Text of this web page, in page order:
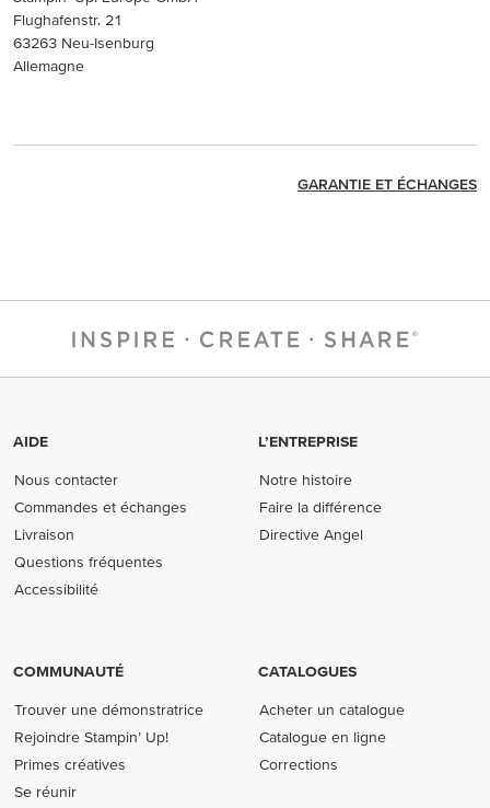
Flughafenstr. 21
63263 Neu-Isenburg
Allemagne
GARANTIE ET ÉCHANGES
AIDE
Nous contacter
Commandes et échanges
Livraison
Questions fréquentes
Accessibilité
L’ENTREPRISE
Notre histoire
Faire la différence
Directive Angel
COMMUNAUTÉ
Trouver une démonstratrice
Rejoindre Stampin’ Up!
Primes créatives
Se réunir
CATALOGUES
Acheter un catalogue
Catalogue en ligne
Corrections